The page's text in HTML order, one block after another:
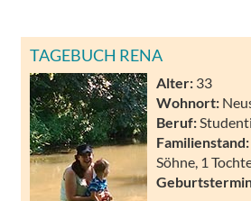
TAGEBUCH RENA
Alter: 33
Wohnort:
Beruf:
Familienstand:
Söhne, 1